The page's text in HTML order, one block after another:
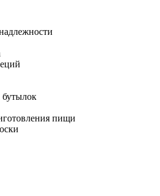
бутылок
пищи